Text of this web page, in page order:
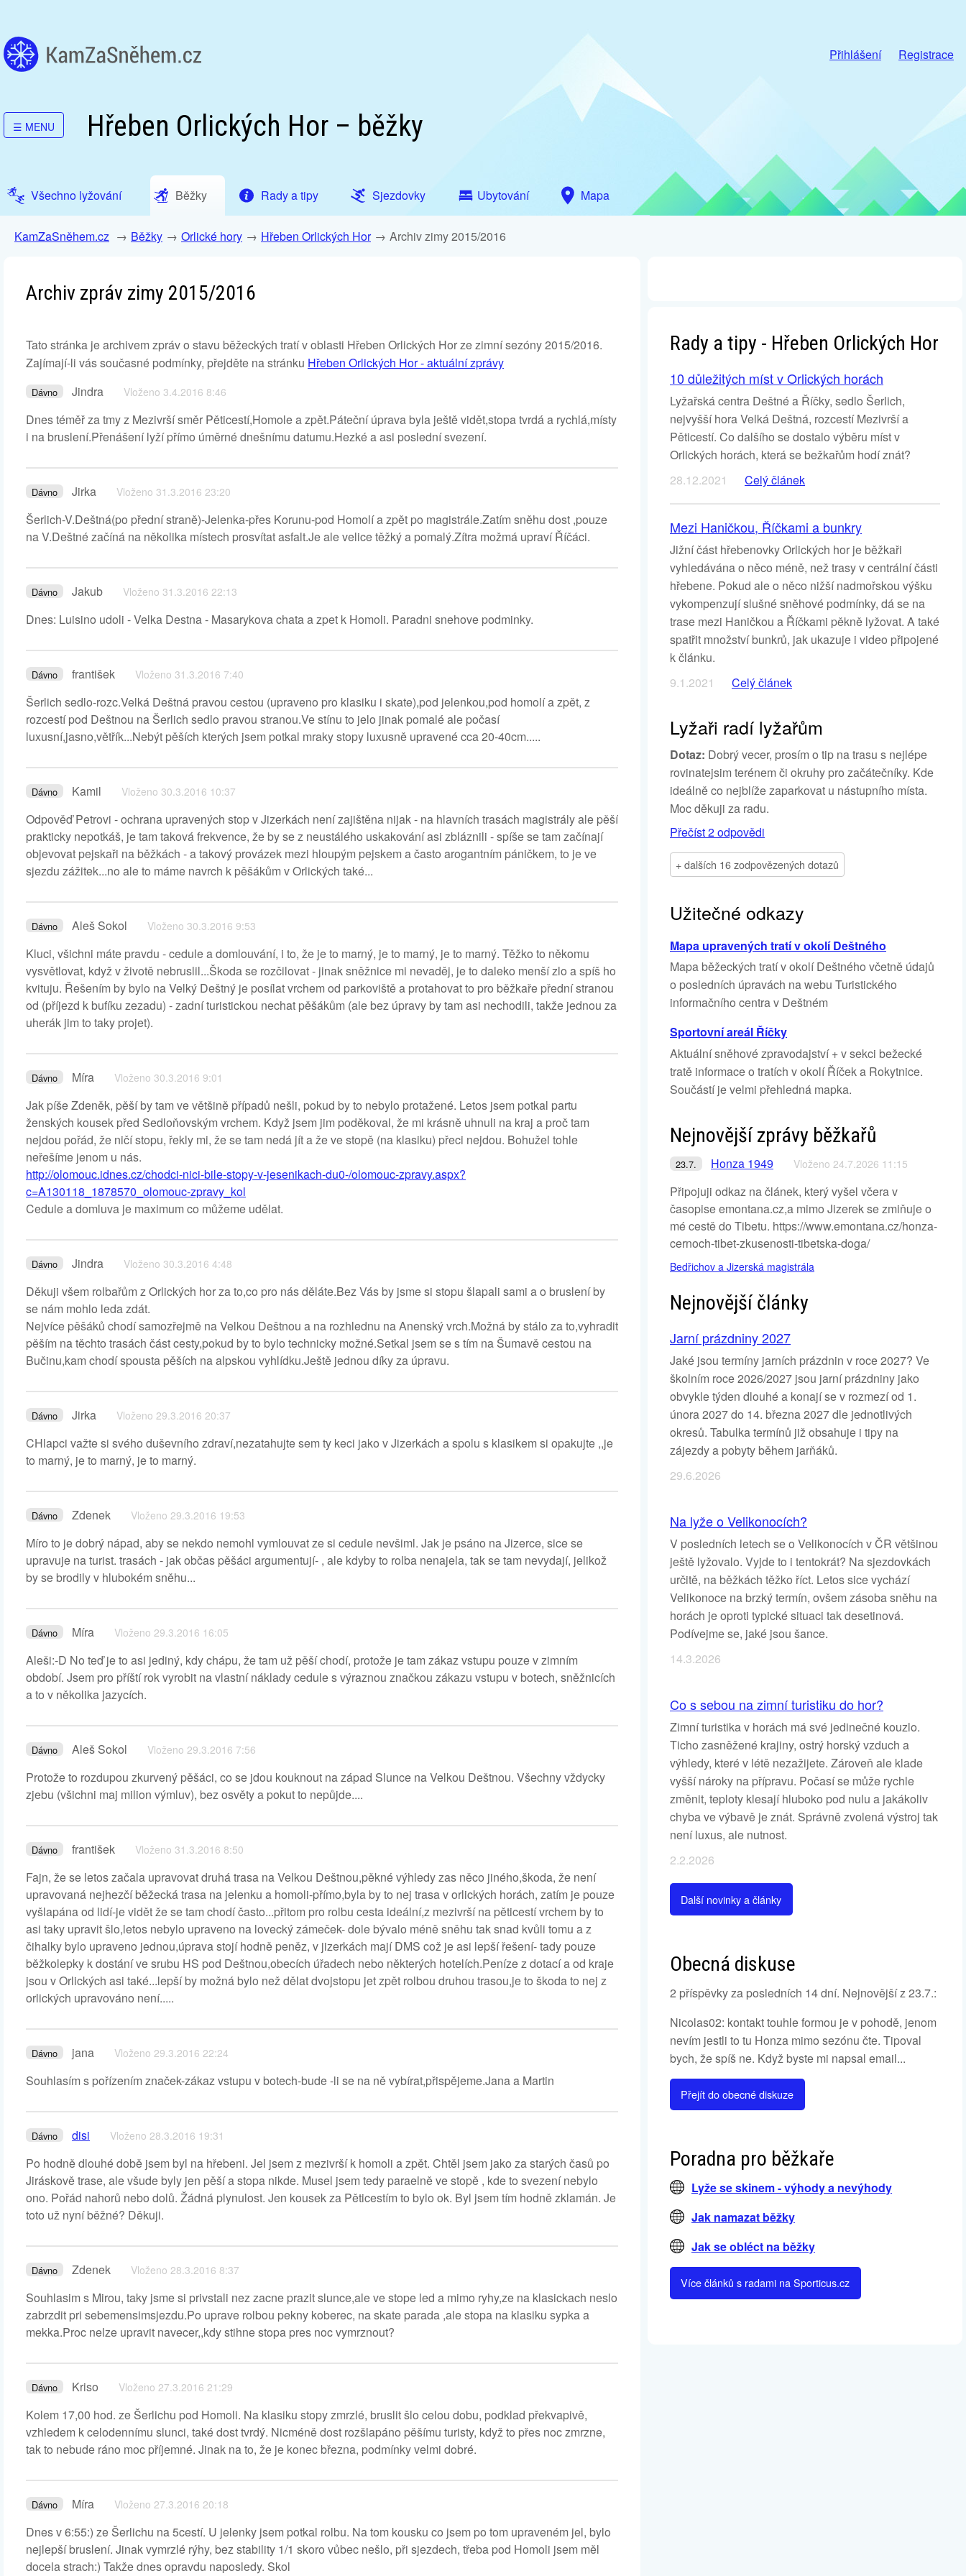
Přihlášení Registrace
☰ MENU Hřeben Orlických Hor – běžky
Všechno lyžování Běžky Rady a tipy Sjezdovky Ubytování Mapa
KamZaSněhem.cz Běžky Orlické hory Hřeben Orlických Hor Archiv zimy 2015/2016
Archiv zpráv zimy 2015/2016
Tato stránka je archivem zpráv o stavu běžeckých tratí v oblasti Hřeben Orlických Hor ze zimní sezóny 2015/2016.
Zajímají-li vás současné podmínky, přejděte na stránku Hřeben Orlických Hor - aktuální zprávy
Dávno Jindra Vloženo 3.4.2016 8:46
Dnes téměř za tmy z Mezivrší směr Pěticestí,Homole a zpět.Páteční úprava byla ještě vidět,stopa tvrdá a rychlá,místy
i na bruslení.Přenášení lyží přímo úměrné dnešnímu datumu.Hezké a asi poslední svezení.
Dávno Jirka Vloženo 31.3.2016 23:20
Šerlich-V.Deštná(po přední straně)-Jelenka-přes Korunu-pod Homolí a zpět po magistrále.Zatím sněhu dost ,pouze
na V.Deštné začíná na několika místech prosvítat asfalt.Je ale velice těžký a pomalý.Zítra možmá upraví Říčáci.
Dávno Jakub Vloženo 31.3.2016 22:13
Dnes: Luisino udoli - Velka Destna - Masarykova chata a zpet k Homoli. Paradni snehove podminky.
Dávno františek Vloženo 31.3.2016 7:40
Šerlich sedlo-rozc.Velká Deštná pravou cestou (upraveno pro klasiku i skate),pod jelenkou,pod homolí a zpět, z
rozcestí pod Deštnou na Šerlich sedlo pravou stranou.Ve stínu to jelo jinak pomalé ale počasí
luxusní,jasno,větřík...Nebýt pěších kterých jsem potkal mraky stopy luxusně upravené cca 20-40cm.....
Dávno Kamil Vloženo 30.3.2016 10:37
Odpověď Petrovi - ochrana upravených stop v Jizerkách není zajištěna nijak - na hlavních trasách magistrály ale pěší
prakticky nepotkáš, je tam taková frekvence, že by se z neustálého uskakování asi zbláznili - spíše se tam začínají
objevovat pejskaři na běžkách - a takový provázek mezi hloupým pejskem a často arogantním páničkem, to je ve
sjezdu zážitek...no ale to máme navrch k pěšákům v Orlických také...
Dávno Aleš Sokol Vloženo 30.3.2016 9:53
Kluci, všichni máte pravdu - cedule a domlouvání, i to, že je to marný, je to marný, je to marný. Těžko to někomu
vysvětlovat, když v životě nebruslil...Škoda se rozčilovat - jinak sněžnice mi nevaděj, je to daleko menší zlo a spíš ho
kvituju. Řešením by bylo na Velký Deštný je posílat vrchem od parkoviště a protahovat to pro běžkaře přední stranou
od (příjezd k bufíku zezadu) - zadní turistickou nechat pěšákům (ale bez úpravy by tam asi nechodili, takže jednou za
uherák jim to taky projet).
Dávno Míra Vloženo 30.3.2016 9:01
Jak píše Zdeněk, pěší by tam ve většině případů nešli, pokud by to nebylo protažené. Letos jsem potkal partu
ženských kousek před Sedloňovským vrchem. Když jsem jim poděkoval, že mi krásně uhnuli na kraj a proč tam
nejdou pořád, že ničí stopu, řekly mi, že se tam nedá jít a že ve stopě (na klasiku) přeci nejdou. Bohužel tohle
neřešíme jenom u nás.
http://olomouc.idnes.cz/chodci-nici-bile-stopy-v-jesenikach-du0-/olomouc-zpravy.aspx?
c=A130118_1878570_olomouc-zpravy_kol
Cedule a domluva je maximum co můžeme udělat.
Dávno Jindra Vloženo 30.3.2016 4:48
Děkuji všem rolbařům z Orlických hor za to,co pro nás děláte.Bez Vás by jsme si stopu šlapali sami a o bruslení by
se nám mohlo leda zdát.
Nejvíce pěšáků chodí samozřejmě na Velkou Deštnou a na rozhlednu na Anenský vrch.Možná by stálo za to,vyhradit
pěším na těchto trasách část cesty,pokud by to bylo technicky možné.Setkal jsem se s tím na Šumavě cestou na
Bučinu,kam chodí spousta pěších na alpskou vyhlídku.Ještě jednou díky za úpravu.
Dávno Jirka Vloženo 29.3.2016 20:37
CHlapci važte si svého duševního zdraví,nezatahujte sem ty keci jako v Jizerkách a spolu s klasikem si opakujte ,,je
to marný, je to marný, je to marný.
Dávno Zdenek Vloženo 29.3.2016 19:53
Míro to je dobrý nápad, aby se nekdo nemohl vymlouvat ze si cedule nevšiml. Jak je psáno na Jizerce, sice se
upravuje na turist. trasách - jak občas pěšáci argumentují- , ale kdyby to rolba nenajela, tak se tam nevydají, jelikož
by se brodily v hlubokém sněhu...
Dávno Míra Vloženo 29.3.2016 16:05
Aleši:-D No teď je to asi jediný, kdy chápu, že tam už pěší chodí, protože je tam zákaz vstupu pouze v zimním
období. Jsem pro příští rok vyrobit na vlastní náklady cedule s výraznou značkou zákazu vstupu v botech, sněžnicích
a to v několika jazycích.
Dávno Aleš Sokol Vloženo 29.3.2016 7:56
Protože to rozdupou zkurvený pěšáci, co se jdou kouknout na západ Slunce na Velkou Deštnou. Všechny vždycky
zjebu (všichni maj milion výmluv), bez osvěty a pokut to nepůjde....
Dávno františek Vloženo 31.3.2016 8:50
Fajn, že se letos začala upravovat druhá trasa na Velkou Deštnou,pěkné výhledy zas něco jiného,škoda, že není
upravovaná nejhezčí běžecká trasa na jelenku a homoli-přímo,byla by to nej trasa v orlických horách, zatím je pouze
vyšlapána od lidí-je vidět že se tam chodí často...přitom pro rolbu cesta ideální,z mezivrší na pěticestí vrchem by to
asi taky upravit šlo,letos nebylo upraveno na lovecký zámeček- dole bývalo méně sněhu tak snad kvůli tomu a z
čihalky bylo upraveno jednou,úprava stojí hodně peněz, v jizerkách mají DMS což je asi lepší řešení- tady pouze
běžkolepky k dostání ve srubu HS pod Deštnou,obecích úřadech nebo některých hotelích.Peníze z dotací a od kraje
jsou v Orlických asi také...lepší by možná bylo než dělat dvojstopu jet zpět rolbou druhou trasou,je to škoda to nej z
orlických upravováno není.....
Dávno jana Vloženo 29.3.2016 22:24
Souhlasím s pořízením značek-zákaz vstupu v botech-bude -li se na ně vybírat,přispějeme.Jana a Martin
Dávno disi Vloženo 28.3.2016 19:31
Po hodně dlouhé době jsem byl na hřebeni. Jel jsem z mezivrší k homoli a zpět. Chtěl jsem jako za starých časů po
Jiráskově trase, ale všude byly jen pěší a stopa nikde. Musel jsem tedy paraelně ve stopě , kde to svezení nebylo
ono. Pořád nahorů nebo dolů. Žádná plynulost. Jen kousek za Pěticestím to bylo ok. Byl jsem tím hodně zklamán. Je
toto už nyní běžné? Děkuji.
Dávno Zdenek Vloženo 28.3.2016 8:37
Souhlasim s Mirou, taky jsme si privstali nez zacne prazit slunce,ale ve stope led a mimo ryhy,ze na klasickach neslo
zabrzdit pri sebemensimsjezdu.Po uprave rolbou pekny koberec, na skate parada ,ale stopa na klasiku sypka a
mekka.Proc nelze upravit navecer,,kdy stihne stopa pres noc vymrznout?
Dávno Kriso Vloženo 27.3.2016 21:29
Kolem 17,00 hod. ze Šerlichu pod Homoli. Na klasiku stopy zmrzlé, bruslit šlo celou dobu, podklad překvapivě,
vzhledem k celodennímu slunci, také dost tvrdý. Nicméně dost rozšlapáno pěšímu turisty, když to přes noc zmrzne,
tak to nebude ráno moc příjemné. Jinak na to, že je konec března, podmínky velmi dobré.
Dávno Míra Vloženo 27.3.2016 20:18
Dnes v 6:55:) ze Šerlichu na 5cestí. U jelenky jsem potkal rolbu. Na tom kousku co jsem po tom upraveném jel, bylo
nejlepší bruslení. Jinak vymrzlé rýhy, bez stability 1/1 skoro vůbec nešlo, při sjezdech, třeba pod Homoli jsem měl
docela strach:) Takže dnes opravdu naposledy. Skol
Rady a tipy - Hřeben Orlických Hor
10 důležitých míst v Orlických horách
Lyžařská centra Deštné a Říčky, sedlo Šerlich,
nejvyšší hora Velká Deštná, rozcestí Mezivrší a
Pěticestí. Co dalšího se dostalo výběru míst v
Orlických horách, která se bežkařům hodí znát?
28.12.2021
Celý článek
Mezi Haničkou, Říčkami a bunkry
Jižní část hřebenovky Orlických hor je běžkaři
vyhledávána o něco méně, než trasy v centrální části
hřebene. Pokud ale o něco nižší nadmořskou výšku
vykompenzují slušné sněhové podmínky, dá se na
trase mezi Haničkou a Říčkami pěkně lyžovat. A také
spatřit množství bunkrů, jak ukazuje i video připojené
k článku.
9.1.2021
Celý článek
Lyžaři radí lyžařům
Dotaz: Dobrý vecer, prosím o tip na trasu s nejlépe
rovinatejsim terénem či okruhy pro začátečníky. Kde
ideálně co nejblíže zaparkovat u nástupního místa.
Moc děkuji za radu.
Přečíst 2 odpovědi
+ dalších 16 zodpovězených dotazů
Užitečné odkazy
Mapa upravených tratí v okolí Deštného
Mapa běžeckých tratí v okolí Deštného včetně údajů
o posledních úpravách na webu Turistického
informačního centra v Deštném
Sportovní areál Říčky
Aktuální sněhové zpravodajství + v sekci bežecké
tratě informace o tratích v okolí Říček a Rokytnice.
Součástí je velmi přehledná mapka.
Nejnovější zprávy běžkařů
23.7. Honza 1949 Vloženo 24.7.2026 11:15
Připojuji odkaz na článek, který vyšel včera v
časopise emontana.cz,a mimo Jizerek se zmiňuje o
mé cestě do Tibetu. https://www.emontana.cz/honza-
cernoch-tibet-zkusenosti-tibetska-doga/
Bedřichov a Jizerská magistrála
Nejnovější články
Jarní prázdniny 2027
Jaké jsou termíny jarních prázdnin v roce 2027? Ve
školním roce 2026/2027 jsou jarní prázdniny jako
obvykle týden dlouhé a konají se v rozmezí od 1.
února 2027 do 14. března 2027 dle jednotlivých
okresů. Tabulka termínů již obsahuje i tipy na
zájezdy a pobyty během jarňáků.
29.6.2026
Na lyže o Velikonocích?
V posledních letech se o Velikonocích v ČR většinou
ještě lyžovalo. Vyjde to i tentokrát? Na sjezdovkách
určitě, na běžkách těžko říct. Letos sice vychází
Velikonoce na brzký termín, ovšem zásoba sněhu na
horách je oproti typické situaci tak desetinová.
Podívejme se, jaké jsou šance.
14.3.2026
Co s sebou na zimní turistiku do hor?
Zimní turistika v horách má své jedinečné kouzlo.
Ticho zasněžené krajiny, ostrý horský vzduch a
výhledy, které v létě nezažijete. Zároveň ale klade
vyšší nároky na přípravu. Počasí se může rychle
změnit, teploty klesají hluboko pod nulu a jakákoliv
chyba ve výbavě je znát. Správně zvolená výstroj tak
není luxus, ale nutnost.
2.2.2026
Další novinky a články
Obecná diskuse
2 příspěvky za posledních 14 dní. Nejnovější z 23.7.:
Nicolas02: kontakt touhle formou je v pohodě, jenom
nevím jestli to tu Honza mimo sezónu čte. Tipoval
bych, že spíš ne. Když byste mi napsal email...
Přejít do obecné diskuze
Poradna pro běžkaře
Lyže se skinem - výhody a nevýhody
Jak namazat běžky
Jak se obléct na běžky
Více článků s radami na Sporticus.cz